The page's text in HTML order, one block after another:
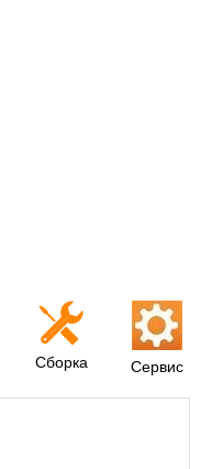
Сборка Сервис